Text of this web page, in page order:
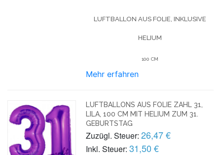
LUFTBALLON AUS FOLIE, INKLUSIVE
HELIUM
100 CM
Mehr erfahren
LUFTBALLONS AUS FOLIE ZAHL 31,
LILA, 100 CM MIT HELIUM ZUM 31.
GEBURTSTAG
Zuzügl. Steuer: 26,47 €
Inkl. Steuer: 31,50 €